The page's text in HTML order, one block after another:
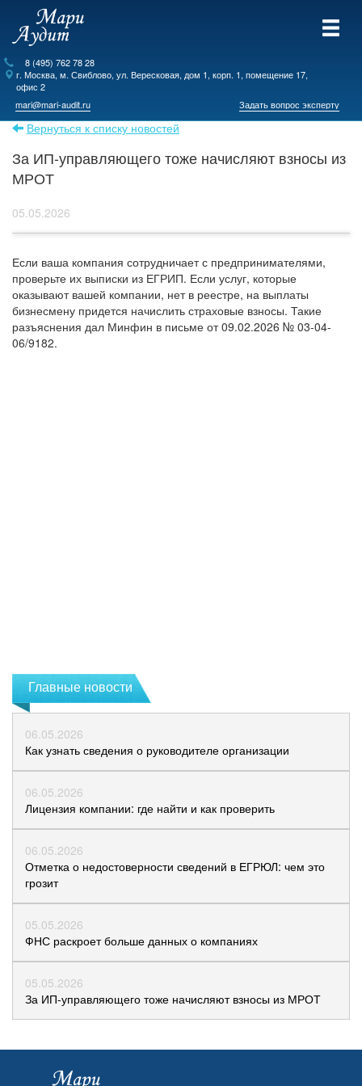
8 (495) 762 78 28
г. Москва, м. Свиблово,ул. Вересковая, дом 1, корп. 1, помещение 17,
офис 2
mari@mari-audit.ru
Задать вопрос эксперту
Вернуться к списку новостей
За ИП-управляющего тоже начисляют взносы из
МРОТ
05.05.2026
Если ваша компания сотрудничает с предпринимателями,
проверьте их выписки из ЕГРИП. Если услуг, которые
оказывают вашей компании, нет в реестре, на выплаты
бизнесмену придется начислить страховые взносы. Такие
разъяснения дал Минфин в письме от 09.02.2026 № 03-04-
06/9182.
Главные новости
06.05.2026
Как узнать сведения о руководителе организации
06.05.2026
Лицензия компании: где найти и как проверить
06.05.2026
Отметка о недостоверности сведений в ЕГРЮЛ: чем это
грозит
05.05.2026
ФНС раскроет больше данных о компаниях
05.05.2026
За ИП-управляющего тоже начисляют взносы из МРОТ